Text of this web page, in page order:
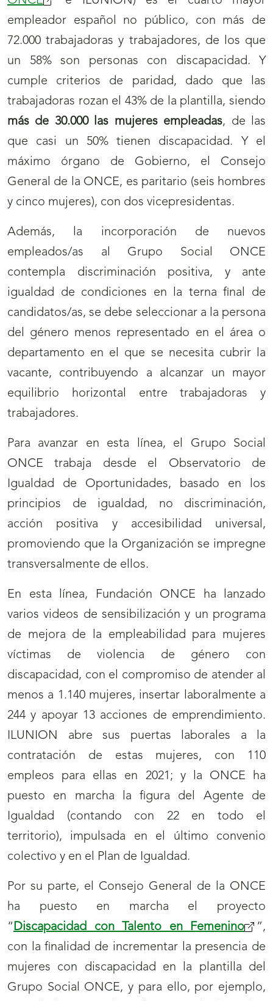
abrirá
nueva
ventana)
empleador español no público, con más de
72.000 trabajadoras y trabajadores, de los que
un 58% son personas con discapacidad. Y
cumple criterios de paridad, dado que las
trabajadoras rozan el 43% de la plantilla, siendo
más de 30.000 las mujeres empleadas, de las
que casi un 50% tienen discapacidad. Y el
máximo órgano de Gobierno, el Consejo
General de la ONCE, es paritario (seis hombres
y cinco mujeres), con dos vicepresidentas.
Además, la incorporación de nuevos
empleados/as al Grupo Social ONCE
contempla discriminación positiva, y ante
igualdad de condiciones en la terna final de
candidatos/as, se debe seleccionar a la persona
del género menos representado en el área o
departamento en el que se necesita cubrir la
vacante, contribuyendo a alcanzar un mayor
equilibrio horizontal entre trabajadoras y
trabajadores.
Para avanzar en esta línea, el Grupo Social
ONCE trabaja desde el Observatorio de
Igualdad de Oportunidades, basado en los
principios de igualdad, no discriminación,
acción positiva y accesibilidad universal,
promoviendo que la Organización se impregne
transversalmente de ellos.
En esta línea, Fundación ONCE ha lanzado
varios videos de sensibilización y un programa
de mejora de la empleabilidad para mujeres
víctimas de violencia de género con
discapacidad, con el compromiso de atender al
menos a 1.140 mujeres, insertar laboralmente a
244 y apoyar 13 acciones de emprendimiento.
ILUNION abre sus puertas laborales a la
contratación de estas mujeres, con 110
empleos para ellas en 2021; y la ONCE ha
puesto en marcha la figura del Agente de
Igualdad (contando con 22 en todo el
territorio), impulsada en el último convenio
colectivo y en el Plan de Igualdad.
Por su parte, el Consejo General de la ONCE
ha puesto en marcha el proyecto
“Discapacidad con Talento en Femenino(se”,
con la finalidad de incrementar la presencia de
mujeres con discapacidad en la plantilla del
Grupo Social ONCE, y para ello, por ejemplo,